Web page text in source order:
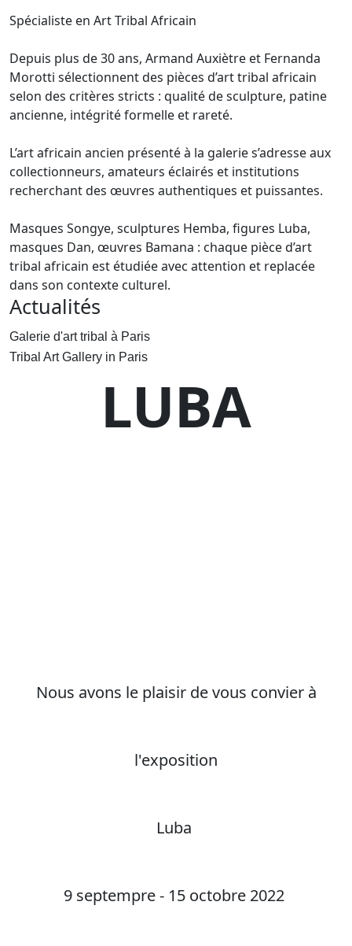
Spécialiste en Art Tribal Africain
Depuis plus de 30 ans, Armand Auxiètre et Fernanda
Morotti sélectionnent des pièces d’art tribal africain
selon des critères stricts : qualité de sculpture, patine
ancienne, intégrité formelle et rareté.
L’art africain ancien présenté à la galerie s’adresse aux
collectionneurs, amateurs éclairés et institutions
recherchant des œuvres authentiques et puissantes.
Masques Songye, sculptures Hemba, figures Luba,
masques Dan, œuvres Bamana : chaque pièce d’art
tribal africain est étudiée avec attention et replacée
dans son contexte culturel.
Actualités
Galerie d'art tribal à Paris
Tribal Art Gallery in Paris
LUBA
Nous avons le plaisir de vous convier à
l'exposition
Luba
9 septempre - 15 octobre 2022